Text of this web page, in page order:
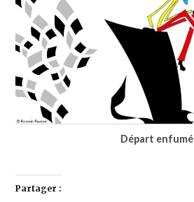
Départ enfumé
Partager :